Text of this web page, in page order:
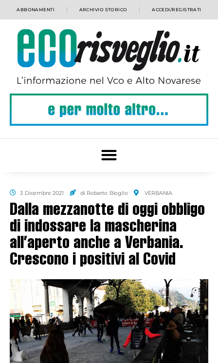
ABBONAMENTI ARCHIVIO STORICO ACCEDI/REGISTRATI
3 Dicembre 2021 di Roberto Bioglio VERBANIA
Dalla mezzanotte di oggi obbligo
di indossare la mascherina
all’aperto anche a Verbania.
Crescono i positivi al Covid